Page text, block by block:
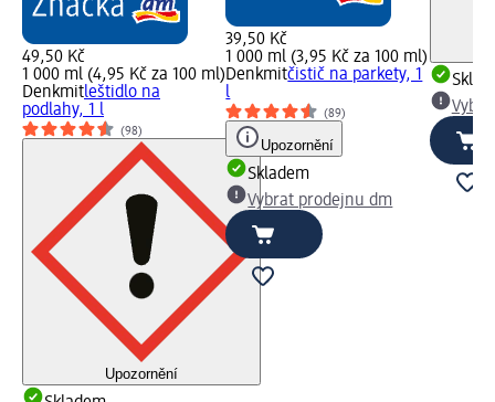
49,50 Kč
1 000 ml (4,95 Kč za 100 ml)
Denkmitleštidlo na
podlahy, 1 l
(98)
Upozornění
39,50 Kč
1 000 ml (3,95 Kč za 100 ml)
Denkmitčistič na parkety, 1
l
(89)
Upozornění
Skladem
Vybrat prodejnu dm